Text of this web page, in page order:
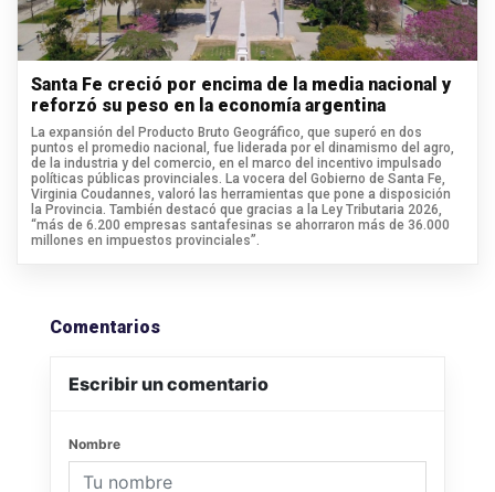
Santa Fe creció por encima de la media nacional y
reforzó su peso en la economía argentina
La expansión del Producto Bruto Geográfico, que superó en dos
puntos el promedio nacional, fue liderada por el dinamismo del agro,
de la industria y del comercio, en el marco del incentivo impulsado
políticas públicas provinciales. La vocera del Gobierno de Santa Fe,
Virginia Coudannes, valoró las herramientas que pone a disposición
la Provincia. También destacó que gracias a la Ley Tributaria 2026,
“más de 6.200 empresas santafesinas se ahorraron más de 36.000
millones en impuestos provinciales”.
Comentarios
Escribir un comentario
Nombre